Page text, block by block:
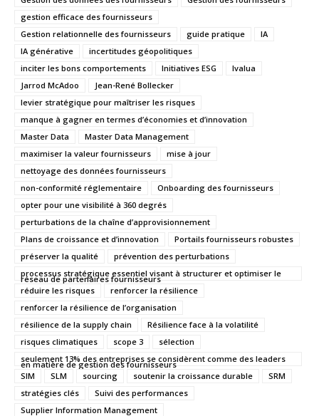
gestion efficace des fournisseurs
Gestion relationnelle des fournisseurs
guide pratique
IA
IA générative
incertitudes géopolitiques
inciter les bons comportements
Initiatives ESG
Ivalua
Jarrod McAdoo
Jean-René Bollecker
levier stratégique pour maîtriser les risques
manque à gagner en termes d’économies et d’innovation
Master Data
Master Data Management
maximiser la valeur fournisseurs
mise à jour
nettoyage des données fournisseurs
non-conformité réglementaire
Onboarding des fournisseurs
opter pour une visibilité à 360 degrés
perturbations de la chaîne d’approvisionnement
Plans de croissance et d’innovation
Portails fournisseurs robustes
préserver la qualité
prévention des perturbations
processus stratégique essentiel visant à structurer et optimiser le
réseau de partenaires fournisseurs
réduire les risques
renforcer la résilience
renforcer la résilience de l’organisation
résilience de la supply chain
Résilience face à la volatilité
risques climatiques
scope 3
sélection
seulement 13% des entreprises se considèrent comme des leaders
en matière de gestion des fournisseurs
SIM
SLM sourcing soutenir la croissance durable
SRM
stratégies clés
Suivi des performances
Supplier Information Management